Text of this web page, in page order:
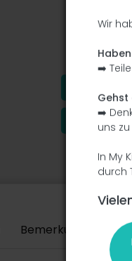
Ich
Bemerkungen
Wir
➡️
Gehst
➡️
uns
In My
durch